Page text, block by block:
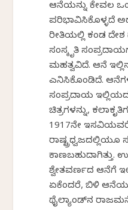
ಆನೆಯನ್ನು ಕೇವಲ
ಪರಿಭಾವಿಸಿಕೊಳ್ಳದೆ
ರೀತಿಯಲ್ಲಿ ಕಂಡ ದೇಶ
ಸಂಸ್ಕೃತಿ
ಮಹತ್ವವಿದೆ. ಆನೆ ಇಲ್ಲಿನ
ಎನಿಸಿಕೊಂಡಿದೆ.
ಸಂಪ್ರದಾಯ
ಚಿತ್ರಗಳನ್ನು,
1917ನೇ
ರಾಷ್ಟ್ರಧ್ವಜದಲ್ಲಿಯೂ
ಕಾಣಬಹುದಾಗಿತ್ತು.
ಶ್ವೇತವರ್ಣದ ಆನೆಗೆ
ಏಕೆಂದರೆ, ಬಿಳಿ
ಥೈಲ್ಯಾಂಡ್‌ನ